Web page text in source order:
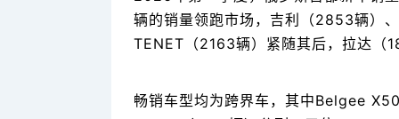
辆的销量领跑市场，吉利（2853辆）
TENET（2163辆）紧随其后，拉达（
畅销车型均为跨界车，其中Belgee